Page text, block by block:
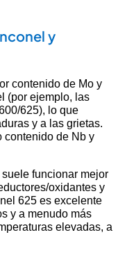
y
contenido de Mo y
(por ejemplo, las
625), lo que
y a las grietas.
contenido de Nb y
funcionar mejor
oxidantes y
625 es excelente
y a menudo más
elevadas, a